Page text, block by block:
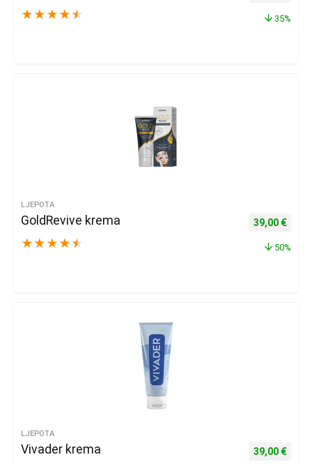
★ ★ ★ ★ ★ 35%
LJEPOTA
GoldRevive krema
★ ★ ★ ★ ★
Izvorna
39,00 €
50%
LJEPOTA
Vivader krema
Izvorna
39,00 €